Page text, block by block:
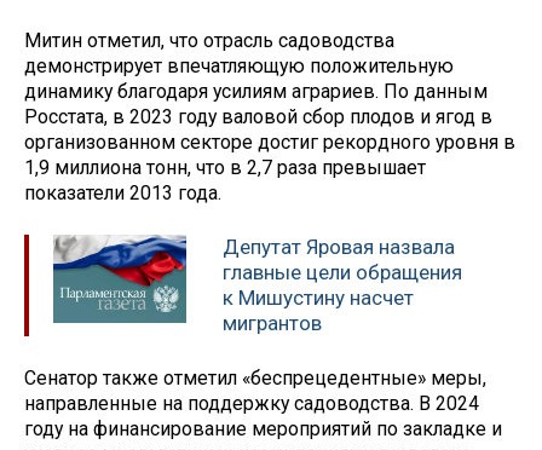
Митин отметил, что отрасль садоводства
демонстрирует впечатляющую положительную
динамику благодаря усилиям аграриев. По данным
Росстата, в 2023 году валовой сбор плодов и ягод в
организованном секторе достиг рекордного уровня в
1,9 миллиона тонн, что в 2,7 раза превышает
показатели 2013 года.
Депутат Яровая назвала
главные цели обращения
к Мишустину насчет
мигрантов
Сенатор также отметил «беспрецедентные» меры,
направленные на поддержку садоводства. В 2024
году на финансирование мероприятий по закладке и